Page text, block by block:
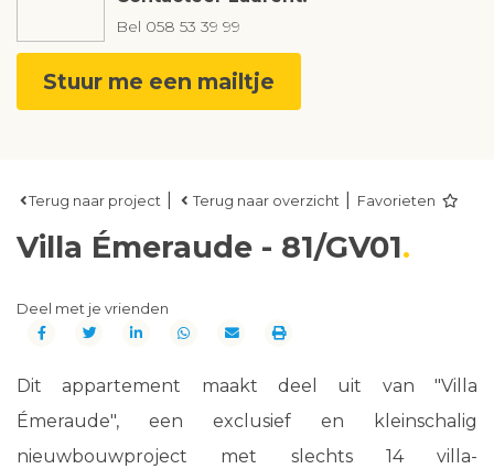
Bel 058 53 39 99
Stuur me een mailtje
Terug naar project Terug naar overzicht Favorieten
Villa Émeraude - 81/GV01
Deel met je vrienden
Dit appartement maakt deel uit van "Villa
Émeraude", een exclusief en kleinschalig
nieuwbouwproject met slechts 14 villa-